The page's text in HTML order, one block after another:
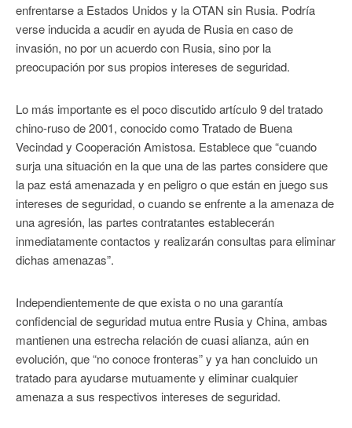
enfrentarse a Estados Unidos y la OTAN sin Rusia. Podría
verse inducida a acudir en ayuda de Rusia en caso de
invasión, no por un acuerdo con Rusia, sino por la
preocupación por sus propios intereses de seguridad.
Lo más importante es el poco discutido artículo 9 del tratado
chino-ruso de 2001, conocido como Tratado de Buena
Vecindad y Cooperación Amistosa. Establece que “cuando
surja una situación en la que una de las partes considere que
la paz está amenazada y en peligro o que están en juego sus
intereses de seguridad, o cuando se enfrente a la amenaza de
una agresión, las partes contratantes establecerán
inmediatamente contactos y realizarán consultas para eliminar
dichas amenazas”.
Independientemente de que exista o no una garantía
confidencial de seguridad mutua entre Rusia y China, ambas
mantienen una estrecha relación de cuasi alianza, aún en
evolución, que “no conoce fronteras” y ya han concluido un
tratado para ayudarse mutuamente y eliminar cualquier
amenaza a sus respectivos intereses de seguridad.